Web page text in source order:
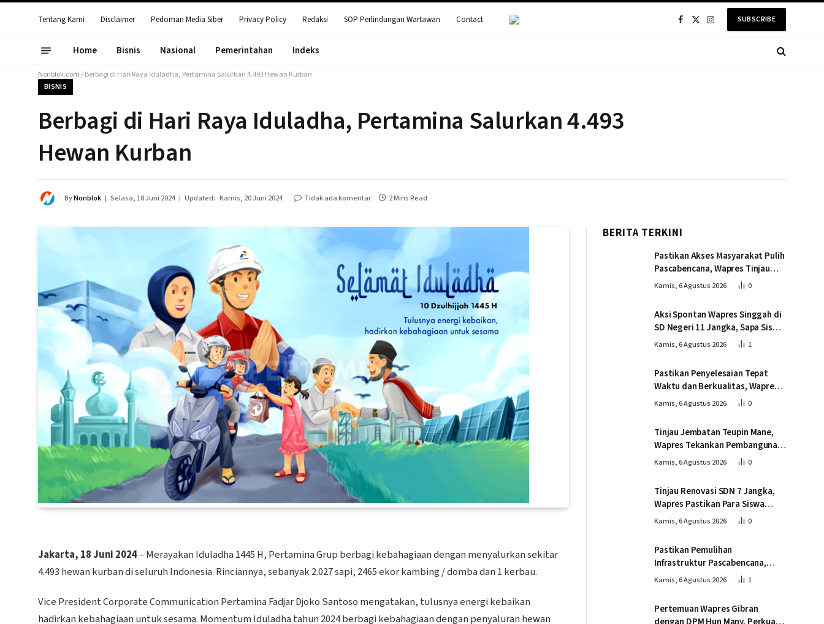
Tentang Kami Disclaimer Pedoman Media Siber Privacy Policy Redaksi SOP Perlindungan Wartawan Contact Facebook
X
InstagramSUBSCRIBE
Home Bisnis Nasional Pemerintahan Indeks
Nonblok.com/Berbagi di Hari Raya Iduladha, Pertamina Salurkan 4.493 Hewan Kurban
BISNIS
Berbagi di Hari Raya Iduladha, Pertamina Salurkan 4.493
Hewan Kurban
ByNonblok Selasa, 18 Juni 2024 Updated: Kamis, 20 Juni 2024 Tidak ada komentar 2 Mins Read
Jakarta, 18 Juni 2024– Merayakan Iduladha 1445 H, Pertamina Grup berbagi kebahagiaan dengan menyalurkan sekitar
4.493 hewan kurban di seluruh Indonesia. Rinciannya, sebanyak 2.027 sapi, 2465 ekor kambing / domba dan 1 kerbau.
Vice President Corporate Communication Pertamina Fadjar Djoko Santoso mengatakan, tulusnya energi kebaikan
hadirkan kebahagiaan untuk sesama. Momentum Iduladha tahun 2024 berbagi kebahagiaan dengan penyaluran hewan
BERITA TERKINI
Pastikan Akses Masyarakat Pulih
Pascabencana, Wapres Tinjau
Pembangunan Jembatan
Kamis, 6 Agustus 2026 0
Aksi Spontan Wapres Singgah di
SD Negeri 11 Jangka, Sapa Siswa
dan Dorong Perbaikan Sekolah
Kamis, 6 Agustus 2026 1
Pastikan Penyelesaian Tepat
Waktu dan Berkualitas, Wapres
Tinjau Pembangunan Jembatan
Kamis, 6 Agustus 2026 0
Tinjau Jembatan Teupin Mane,
Wapres Tekankan Pembangunan
Infrastruktur Berjalan Tepat
Kamis, 6 Agustus 2026 0
Tinjau Renovasi SDN 7 Jangka,
Wapres Pastikan Para Siswa
Kembali Belajar dengan Layak
Kamis, 6 Agustus 2026 0
Pastikan Pemulihan
Infrastruktur Pascabencana,
Wapres Tinjau Progres
Kamis, 6 Agustus 2026 1
Pertemuan Wapres Gibran